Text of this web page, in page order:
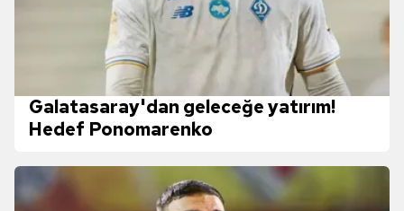
Galatasaray'dan geleceğe yatırım!
Hedef Ponomarenko